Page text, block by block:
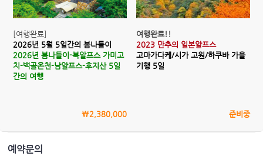
[여행완료]
2026년 5월 5일간의 봄나들이
2026년 봄나들이-북알프스 가미고
치-백골온천-남알프스-후지산 5일
간의 여행
\2,380,000
여행완료!!
2023 만추의 일본알프스
고마가다케/시가 고원/하쿠바 가을
기행 5일
준비중
예약문의